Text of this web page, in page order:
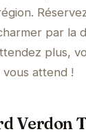
par la
plus,
attend !
Verdon